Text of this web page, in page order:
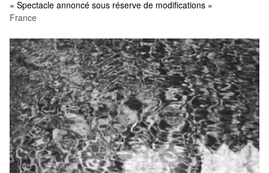
« Spectacle annoncé sous réserve de modifications »
France